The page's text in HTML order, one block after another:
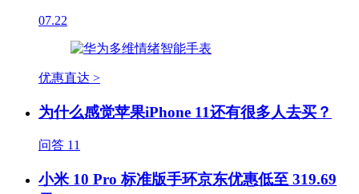
07.22
优惠直达 >
为什么感觉苹果iPhone 11还有很多人去买？
问答 11
小米 10 Pro 标准版手环京东优惠低至 319.69